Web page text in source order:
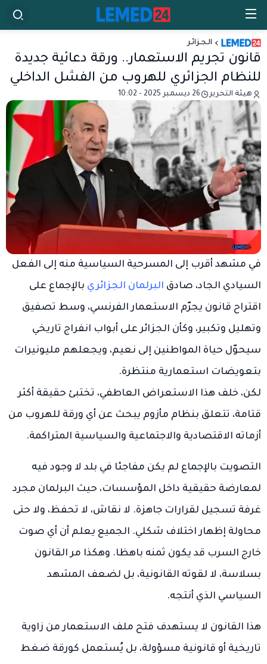
الـجـزائـر
قانون تجريم الاستعمار.. ورقة دعائية جديدة
للنظام الجزائري للهروب من الفشل الداخلي
هيئة التحرير 26 ديسمبر 2025 - 10:02
في مشهد أقرب إلى المسرحية السياسية منه إلى الفعل
السيادي الجاد، صادق البرلمان الجزائري بالإجماع على
اقتراح قانون يجرّم الاستعمار الفرنسي، وسط تصفيق
وتهليل وتكبير، وكأن الجزائر على أبواب انفراج تاريخي
سيحوّل حياة المواطنين إلى نعيم، ويجعلهم مليونيرات
بتعويضات استعمارية منتظرة.
لكن، خلف هذا الاستعراض العاطفي، تختبئ حقيقة أكثر
قتامة، تتعلق بنظام مأزوم يبحث عن أي ورقة للهروب من
أزماته الاقتصادية والاجتماعية والسياسية المتراكمة.
التصويت بالإجماع لم يكن مفاجئا في بلد لا وجود فيه
لمعارضة حقيقية داخل المؤسسات، حيث البرلمان مجرد
غرفة تسجيل لقرارات جاهزة. لا نقاش، لا تحفظ، ولا حتى
محاولة إظهار اختلاف شكلي. الجميع يعلم أن أي صوت
خارج السرب قد يكون ثمنه باهظا. وهكذا مر القانون
بسلاسة، لا لقوته القانونية، بل لضعف المشهد
السياسي الذي أنتجه.
هذا القانون لا يستهدف فتح ملف الاستعمار من زاوية
تاريخية أو قانونية مسؤولة، بل يُستعمل كورقة ضغط